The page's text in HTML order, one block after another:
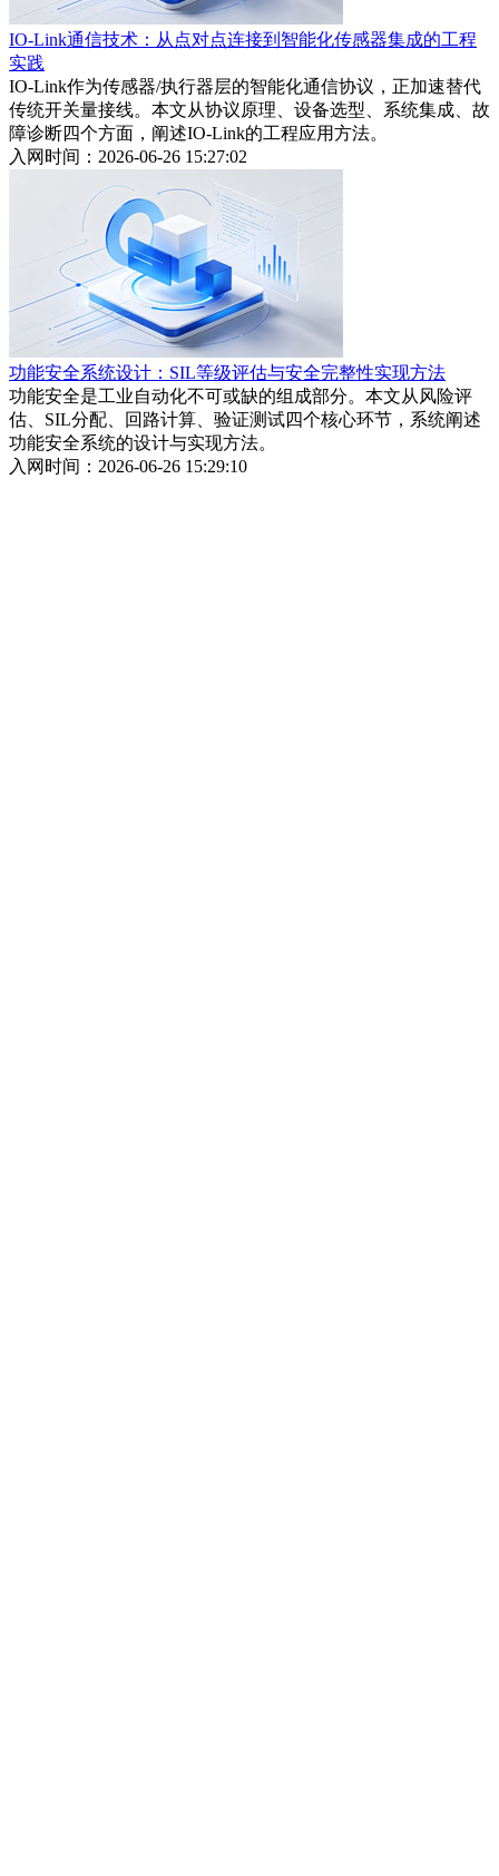
IO-Link通信技术：从点对点连接到智能化传感器集成的工程
实践
IO-Link作为传感器/执行器层的智能化通信协议，正加速替代
传统开关量接线。本文从协议原理、设备选型、系统集成、故
障诊断四个方面，阐述IO-Link的工程应用方法。
入网时间：2026-06-26 15:27:02
功能安全系统设计：SIL等级评估与安全完整性实现方法
功能安全是工业自动化不可或缺的组成部分。本文从风险评
估、SIL分配、回路计算、验证测试四个核心环节，系统阐述
功能安全系统的设计与实现方法。
入网时间：2026-06-26 15:29:10